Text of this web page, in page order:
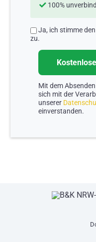
100%
Ja, ich stimme den
zu.
Mit dem
sich mit der
unserer
einverstanden.